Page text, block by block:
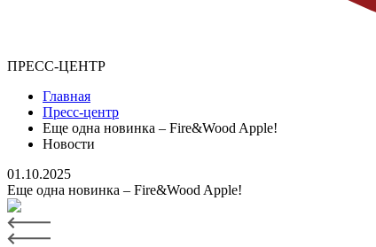
ПРЕСС-ЦЕНТР
Главная
Пресс-центр
Еще одна новинка – Fire&Wood Apple!
Новости
01.10.2025
Еще одна новинка – Fire&Wood Apple!